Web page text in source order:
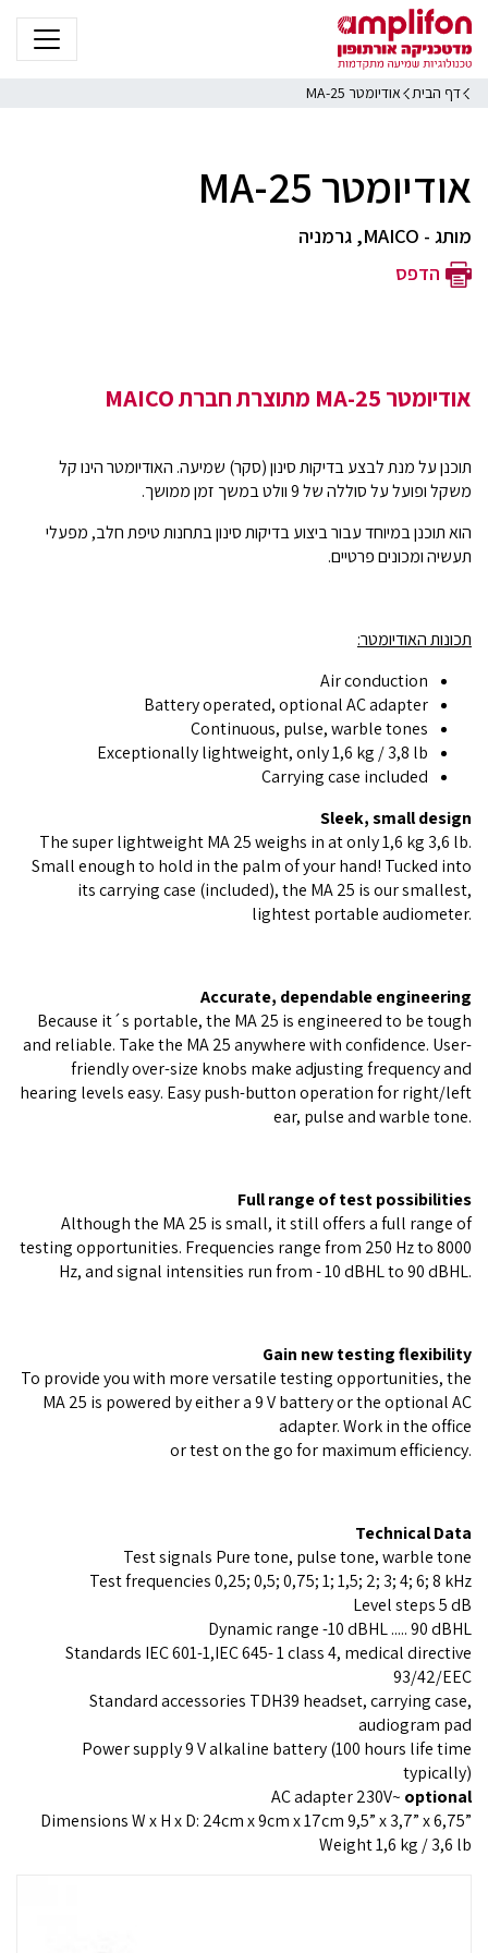
דף הבית אודיומטר MA-25
אודיומטר MA-25
מותג - MAICO, גרמניה
הדפס
אודיומטר MA-25 מתוצרת חברת MAICO
תוכנן על מנת לבצע בדיקות סינון (סקר) שמיעה. האודיומטר הינו קל
משקל ופועל על סוללה של 9 וולט במשך זמן ממושך.
הוא תוכנן במיוחד עבור ביצוע בדיקות סינון בתחנות טיפת חלב, מפעלי
תעשיה ומכונים פרטיים.
תכונות האודיומטר:
Air conduction
Battery operated, optional AC adapter
Continuous, pulse, warble tones
Exceptionally lightweight, only 1,6 kg / 3,8 lb
Carrying case included
Sleek, small design
The super lightweight MA 25 weighs in at only 1,6 kg 3,6 lb.
Small enough to hold in the palm of your hand! Tucked into
its carrying case (included), the MA 25 is our smallest,
lightest portable audiometer.
Accurate, dependable engineering
Because it´s portable, the MA 25 is engineered to be tough
and reliable. Take the MA 25 anywhere with confidence. User-
friendly over-size knobs make adjusting frequency and
hearing levels easy. Easy push-button operation for right/left
ear, pulse and warble tone.
Full range of test possibilities
Although the MA 25 is small, it still offers a full range of
testing opportunities. Frequencies range from 250 Hz to 8000
Hz, and signal intensities run from - 10 dBHL to 90 dBHL.
Gain new testing flexibility
To provide you with more versatile testing opportunities, the
MA 25 is powered by either a 9 V battery or the optional AC
adapter. Work in the office
or test on the go for maximum efficiency.
Technical Data
Test signals Pure tone, pulse tone, warble tone
Test frequencies 0,25; 0,5; 0,75; 1; 1,5; 2; 3; 4; 6; 8 kHz
Level steps 5 dB
Dynamic range -10 dBHL ..... 90 dBHL
Standards IEC 601-1,IEC 645- 1 class 4, medical directive
93/42/EEC
Standard accessories TDH39 headset, carrying case,
audiogram pad
Power supply 9 V alkaline battery (100 hours life time
typically)
AC adapter 230V~ optional
Dimensions W x H x D: 24cm x 9cm x 17cm 9,5” x 3,7” x 6,75”
Weight 1,6 kg / 3,6 lb